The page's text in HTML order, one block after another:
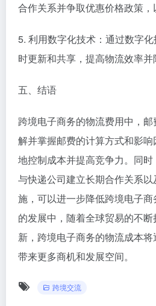
合作关系并争取优惠价格政策，
5. 利用数字化技术：通过数字
时更新和共享，提高物流效率并
五、结语
跨境电子商务的物流费用中，
解并掌握邮费的计算方式和影
地控制成本并提高竞争力。同时
与快递公司建立长期合作关系
施，可以进一步降低跨境电子
的发展中，随着全球贸易的不
新，跨境电子商务的物流成本
带来更多商机和发展空间。
跨境交流